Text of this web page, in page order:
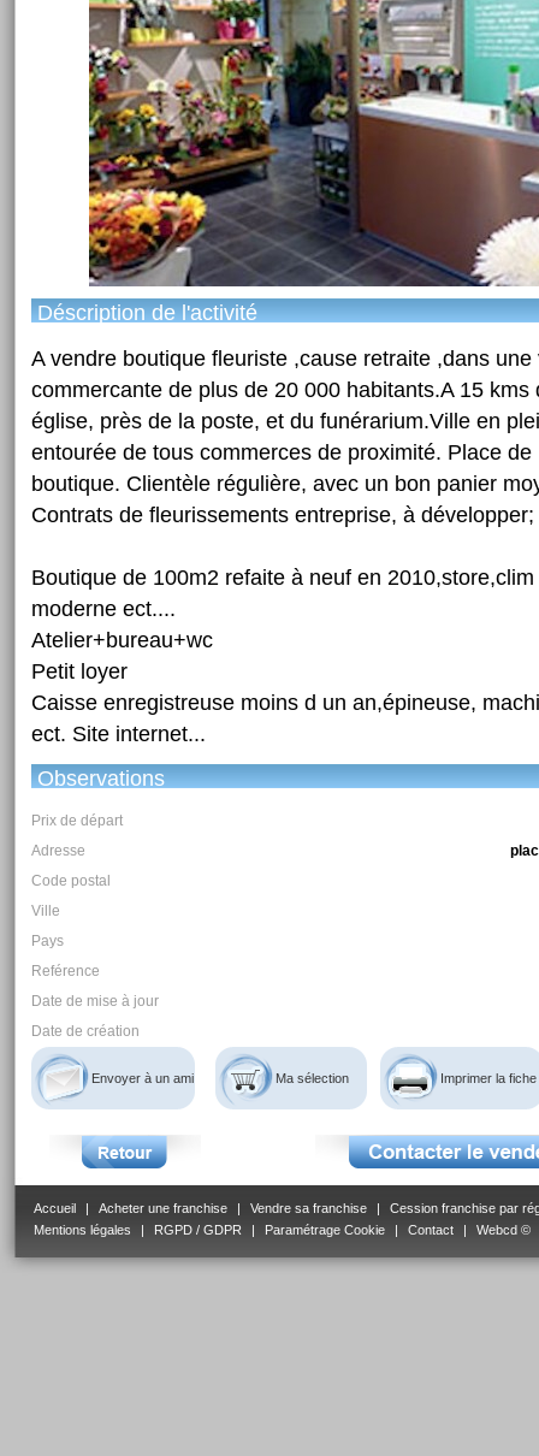
Déscription de l'activité
A vendre boutique fleuriste ,cause retraite ,dans
commercante de plus de 20 000 habitants.A 15 kms
église, près de la poste, et du funérarium.Ville en
entourée de tous commerces de proximité. Place
boutique. Clientèle régulière, avec un bon panier
Contrats de fleurissements entreprise, à développer;
Boutique de 100m2 refaite à neuf en
moderne ect....
Atelier+bureau+wc
Petit loyer
Caisse enregistreuse moins d un an,épineuse,
ect. Site internet...
Observations
Prix de départ
Adresse
Code postal
Ville
Pays
Reférence
Date de mise à jour
Date de création
Envoyer à un ami Ma sélection Imprimer la fiche
Accueil Acheter une franchise Vendre sa franchise
Cession franchise par
Mentions légales
RGPD / GDPR Paramétrage Cookie Contact Webcd ©